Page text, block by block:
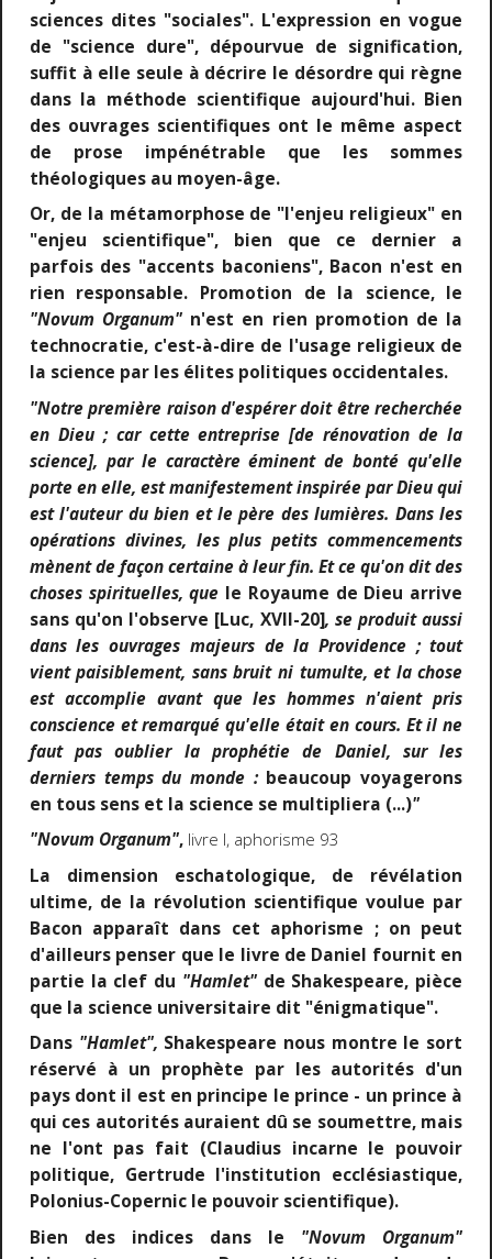
sciences dites "sociales". L'expression en vogue
de "science dure", dépourvue de signification,
suffit à elle seule à décrire le désordre qui règne
dans la méthode scientifique aujourd'hui. Bien
des ouvrages scientifiques ont le même aspect
de prose impénétrable que les sommes
théologiques au moyen-âge.
Or, de la métamorphose de "l'enjeu religieux" en
"enjeu scientifique", bien que ce dernier a
parfois des "accents baconiens", Bacon n'est en
rien responsable. Promotion de la science, le
"Novum Organum" n'est en rien promotion de la
technocratie, c'est-à-dire de l'usage religieux de
la science par les élites politiques occidentales.
"Notre première raison d'espérer doit être recherchée
en Dieu ; car cette entreprise [de rénovation de la
science], par le caractère éminent de bonté qu'elle
porte en elle, est manifestement inspirée par Dieu qui
est l'auteur du bien et le père des lumières. Dans les
opérations divines, les plus petits commencements
mènent de façon certaine à leur fin. Et ce qu'on dit des
choses spirituelles, que le Royaume de Dieu arrive
sans qu'on l'observe [Luc, XVII-20], se produit aussi
dans les ouvrages majeurs de la Providence ; tout
vient paisiblement, sans bruit ni tumulte, et la chose
est accomplie avant que les hommes n'aient pris
conscience et remarqué qu'elle était en cours. Et il ne
faut pas oublier la prophétie de Daniel, sur les
derniers temps du monde : beaucoup voyagerons
en tous sens et la science se multipliera (...)"
"Novum Organum", livre I, aphorisme 93
La dimension eschatologique, de révélation
ultime, de la révolution scientifique voulue par
Bacon apparaît dans cet aphorisme ; on peut
d'ailleurs penser que le livre de Daniel fournit en
partie la clef du "Hamlet"de Shakespeare, pièce
que la science universitaire dit "énigmatique".
Dans "Hamlet", Shakespeare nous montre le sort
réservé à un prophète par les autorités d'un
pays dont il est en principe le prince - un prince à
qui ces autorités auraient dû se soumettre, mais
ne l'ont pas fait (Claudius incarne le pouvoir
politique, Gertrude l'institution ecclésiastique,
Polonius-Copernic le pouvoir scientifique).
Bien des indices dans le "Novum Organum"